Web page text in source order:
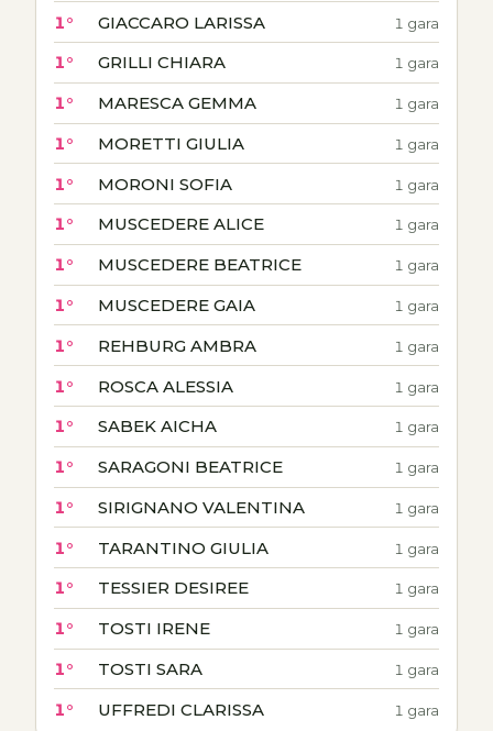
1° GIACCARO LARISSA 1 gara
1° GRILLI CHIARA 1 gara
1° MARESCA GEMMA 1 gara
1° MORETTI GIULIA 1 gara
1° MORONI SOFIA 1 gara
1° MUSCEDERE ALICE 1 gara
1° MUSCEDERE BEATRICE 1 gara
1° MUSCEDERE GAIA 1 gara
1° REHBURG AMBRA 1 gara
1° ROSCA ALESSIA 1 gara
1° SABEK AICHA 1 gara
1° SARAGONI BEATRICE 1 gara
1° SIRIGNANO VALENTINA 1 gara
1° TARANTINO GIULIA 1 gara
1° TESSIER DESIREE 1 gara
1° TOSTI IRENE 1 gara
1° TOSTI SARA 1 gara
1° UFFREDI CLARISSA 1 gara